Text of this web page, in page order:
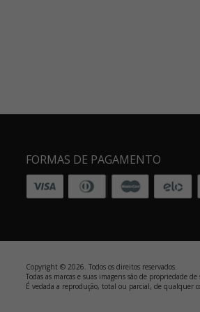
FORMAS DE PAGAMENTO
Copyright © 2026. Todos os direitos reservados.
Todas as marcas e suas imagens são de propriedade
É vedada a reprodução, total ou parcial, de qualquer